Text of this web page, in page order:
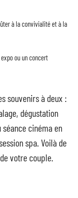
à la convivialité et à la
ou un concert
souvenirs à deux :
dégustation
cinéma en
spa. Voilà de
votre couple.